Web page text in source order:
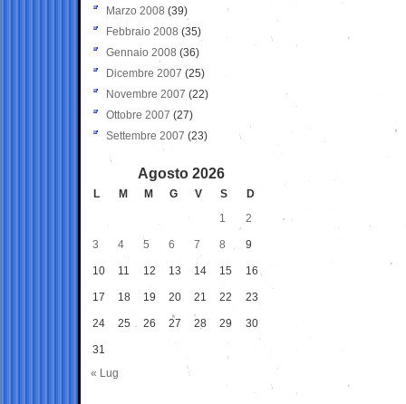
Marzo 2008 (39)
Febbraio 2008 (35)
Gennaio 2008 (36)
Dicembre 2007 (25)
Novembre 2007 (22)
Ottobre 2007 (27)
Settembre 2007 (23)
Agosto 2026
L M M G V S
D
1
2
3 4 5 6 7 8 9
10 11 12 13 14 15 16
17 18 19 20 21 22 23
24 25 26 27 28 29 30
31
« Lug